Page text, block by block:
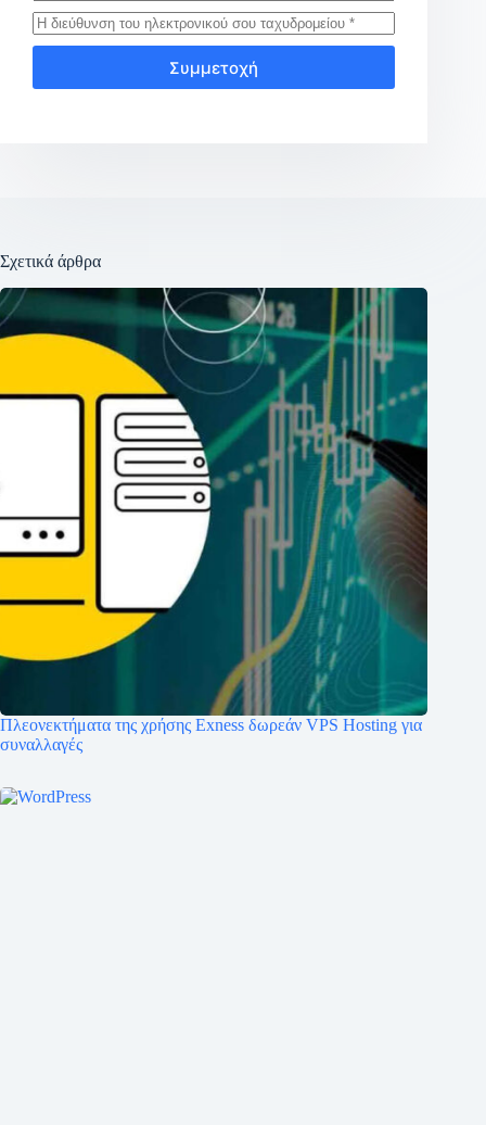
Συμμετοχή
Σχετικά άρθρα
Πλεονεκτήματα της χρήσης Exness δωρεάν VPS Hosting για
συναλλαγές